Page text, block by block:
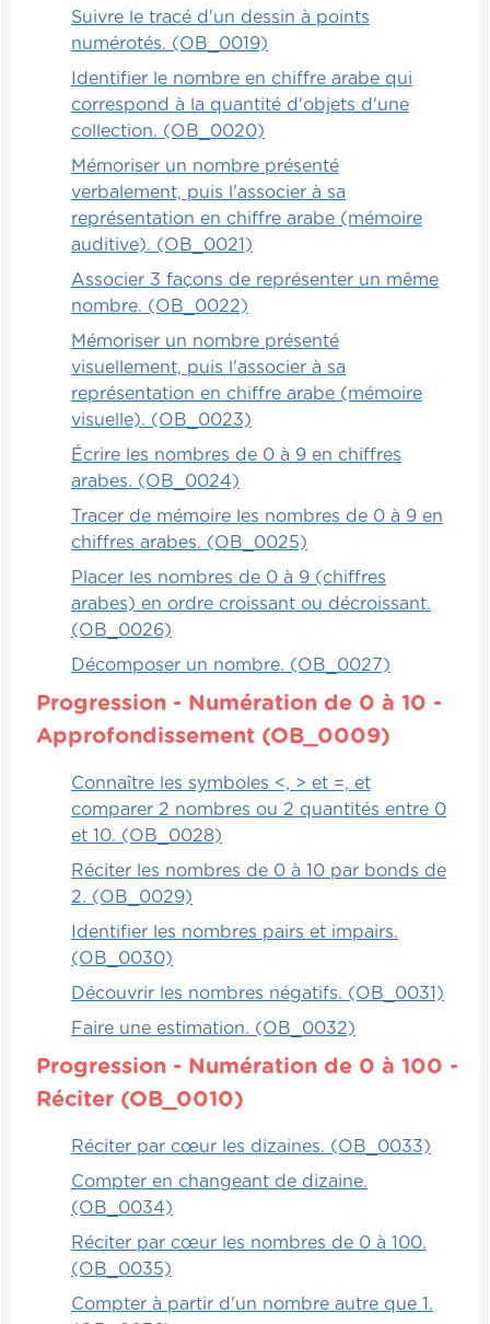
Relationnels
Un jeu vraiment amusant, qui est très drôle,
qui peut être très drôle en fait, c'est le jeu
chuchoter à l'oreille certaines indications et
le dernier doit être capable de répéter la
même chose que le premier et aussi donner
la réponse dans ce cas-ci.
Donc, on demande une soustraction. Alors,
le premier enfant doit dire dans l'oreille
d'un enfant une soustraction. Vous pouvez
aider l'enfant en question pour qu'il ne
fasse pas 4-5, évidemment, parce qu'on
vous pouvez soit lui donner un chiffre à la
fois avec un chiffre plus grand et plus petit
par la suite et l'enfant devra à ce moment-
là dire dans l'oreille du premier ami 6-4 par
exemple.
Alors, j'avais 6 chocolats et j'en ai mangé 4.
chocolats et j'en ai mangé 4, etc. jusqu'à la
toute fin. Donc, le dernier doit répéter la
phrase et doit être capable de faire la
soustraction. Alors, 6-4 égale 2. Alors, il
doit répondre convenablement.
Et on refait l'exercice avec d'autres
personnes évidemment pour que chaque
personne ait pu faire la soustraction à la
toute fin.
Autonomie
Quelque chose de très, très simple qu'on
peut faire pour les enfants afin qu'ils
puissent assimiler la notion de soustraction
autonome, c'est de préparer simplement
une feuille d'exercices sur lesquels vous
allez positionner, par exemple, une dizaine
évidemment toujours des soustractions.
Et sur une autre colonne, vous allez inscrire
Suivre le tracé d'un dessin à points
numérotés. (OB_0019)
Identifier le nombre en chiffre arabe qui
correspond à la quantité d'objets d'une
collection. (OB_0020)
Mémoriser un nombre présenté
verbalement, puis l'associer à sa
représentation en chiffre arabe (mémoire
auditive). (OB_0021)
Associer 3 façons de représenter un même
nombre. (OB_0022)
Mémoriser un nombre présenté
visuellement, puis l'associer à sa
représentation en chiffre arabe (mémoire
visuelle). (OB_0023)
Écrire les nombres de 0 à 9 en chiffres
arabes. (OB_0024)
Tracer de mémoire les nombres de 0 à 9 en
chiffres arabes. (OB_0025)
Placer les nombres de 0 à 9 (chiffres
arabes) en ordre croissant ou décroissant.
(OB_0026)
Décomposer un nombre. (OB_0027)
Progression - Numération de 0 à 10 -
Approfondissement (OB_0009)
Connaître les symboles <, > et =, et
comparer 2 nombres ou 2 quantités entre 0
et 10. (OB_0028)
Réciter les nombres de 0 à 10 par bonds de
2. (OB_0029)
Identifier les nombres pairs et impairs.
(OB_0030)
Découvrir les nombres négatifs. (OB_0031)
Faire une estimation. (OB_0032)
Progression - Numération de 0 à 100 -
Réciter (OB_0010)
Réciter par cœur les dizaines. (OB_0033)
Compter en changeant de dizaine.
(OB_0034)
Réciter par cœur les nombres de 0 à 100.
(OB_0035)
Compter à partir d'un nombre autre que 1.